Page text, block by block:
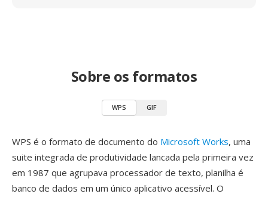
Sobre os formatos
WPS GIF
WPS é o formato de documento do Microsoft Works, uma
suite integrada de produtividade lancada pela primeira vez
em 1987 que agrupava processador de texto, planilha é
banco de dados em um único aplicativo acessível. O